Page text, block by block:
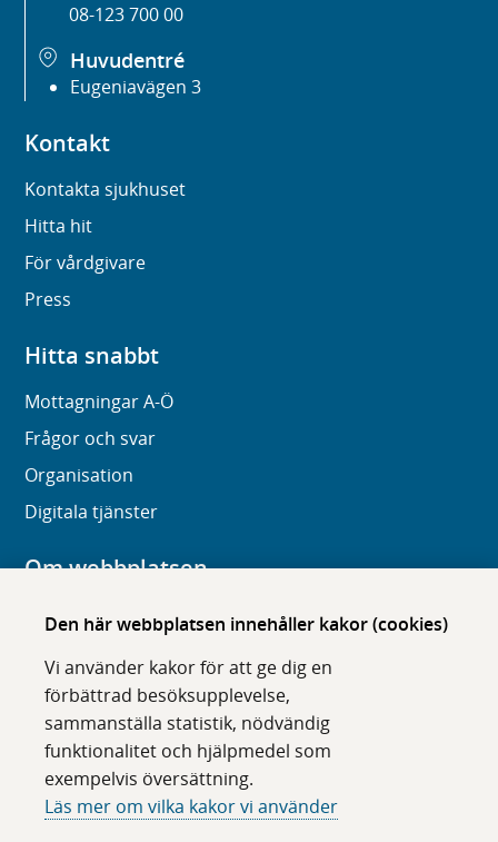
Den här webbplatsen innehåller kakor (cookies)
Vi använder kakor för att ge dig en
förbättrad besöksupplevelse,
sammanställa statistik, nödvändig
funktionalitet och hjälpmedel som
exempelvis översättning.
Läs mer om vilka kakor vi använder
08-123 700 00
Huvudentré
Eugeniavägen 3
Kontakt
Kontakta sjukhuset
Hitta hit
För vårdgivare
Press
Hitta snabbt
Mottagningar A-Ö
Frågor och svar
Organisation
Digitala tjänster
Om webbplatsen
Om karolinska.se
Tillgänglighet
Om cookies
Följ oss i sociala medier